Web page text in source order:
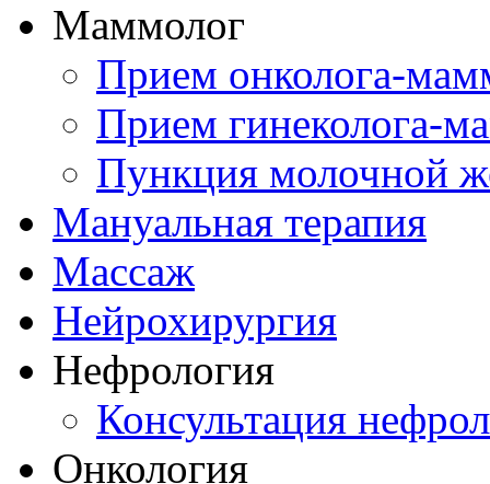
Маммолог
Прием онколога-
Прием гинеколога-
Пункция молочной
Мануальная терапия
Массаж
Нейрохирургия
Нефрология
Консультация
Онкология